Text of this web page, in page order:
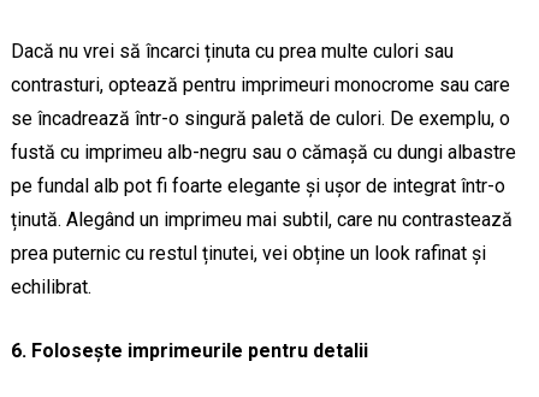
Dacă nu vrei să încarci ținuta cu prea multe culori sau
contrasturi, optează pentru imprimeuri monocrome sau care
se încadrează într-o singură paletă de culori. De exemplu, o
fustă cu imprimeu alb-negru sau o cămașă cu dungi albastre
pe fundal alb pot fi foarte elegante și ușor de integrat într-o
ținută. Alegând un imprimeu mai subtil, care nu contrastează
prea puternic cu restul ținutei, vei obține un look rafinat și
echilibrat.
6. Folosește imprimeurile pentru detalii